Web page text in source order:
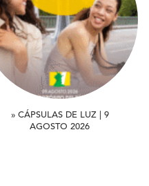
» CÁPSULAS DE LUZ | 9
AGOSTO 2026